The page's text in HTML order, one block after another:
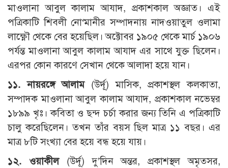
মাওলানা আবুল কালাম আযাদ, প্রকাশকাল অজ্ঞাত। এই
পত্রিকাটি শিবলী নো‘মানীর সম্পাদনায় নাদওয়াতুল ওলামা
লাক্ষ্ণৌ থেকে বের হয়েছিল। অক্টোবর ১৯০৫ থেকে মার্চ ১৯০৬
পর্যন্ত মাওলানা আবুল কালাম আযাদ এর সাথে যুক্ত ছিলেন।
এরপর কোন কারণে সেখান থেকে আলাদা হয়ে যান।
১১. নায়রঙ্গে আলাম(উর্দূ) মাসিক, প্রকাশস্থল কলকাতা,
সম্পাদক মাওলানা আবুল কালাম আযাদ, প্রকাশকাল নভেম্বর
১৮৯৯ খৃঃ। কবিতা ও ছন্দ চর্চা করার জন্য তিনি এ পত্রিকাটি
চালু করেছিলেন। তখন তাঁর বয়স ছিল মাত্র ১১ বছর। এর
মাত্র ৮টি সংখ্যা বের হয়ে বন্ধ হয়ে যায়।
১২. ওয়াকীল(উর্দূ) দু’দিন অন্তর, প্রকাশস্থল অমৃতসর,